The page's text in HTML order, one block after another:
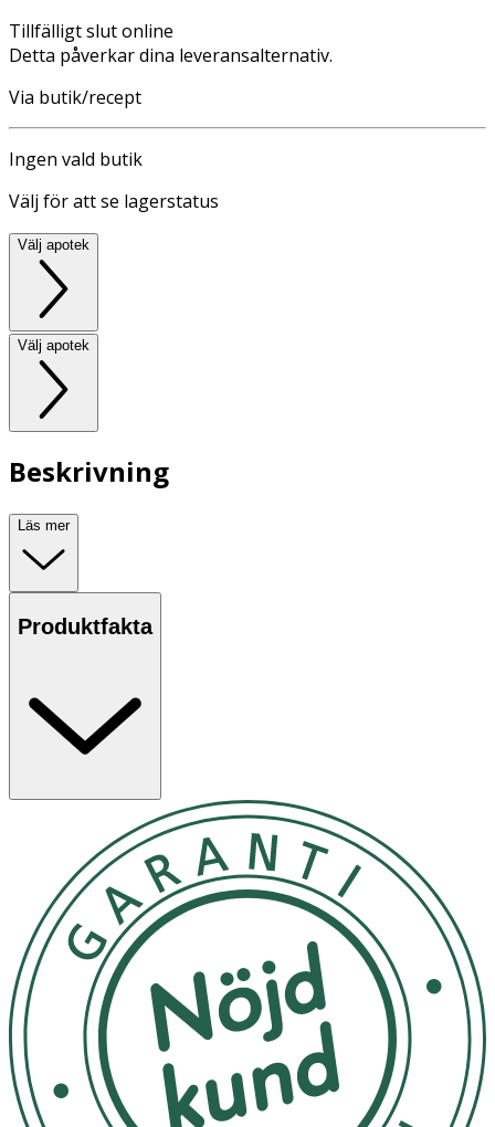
Tillfälligt slut online
Detta påverkar dina leveransalternativ.
Via butik/recept
Ingen vald butik
Välj för att se lagerstatus
Välj apotek
Välj apotek
Beskrivning
Läs mer
Produktfakta